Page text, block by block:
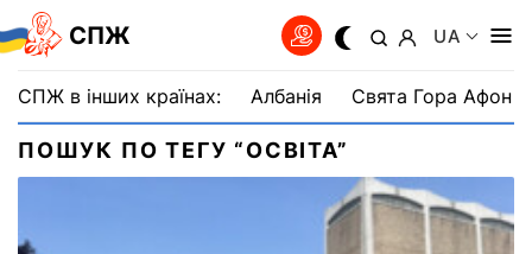
СПЖ UA
СПЖ в інших країнах: Албанія Свята Гора Афон
ПОШУК ПО ТЕГУ “ОСВІТА”